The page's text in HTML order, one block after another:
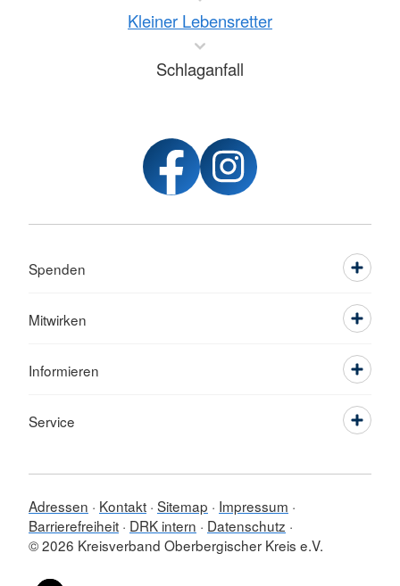
Kleiner Lebensretter
Schlaganfall
Spenden
Mitwirken
Informieren
Service
Adressen Kontakt Sitemap
Impressum
Barrierefreiheit DRK intern
Datenschutz
© 2026 Kreisverband Oberbergischer Kreis e.V.
Sprache wechseln zu